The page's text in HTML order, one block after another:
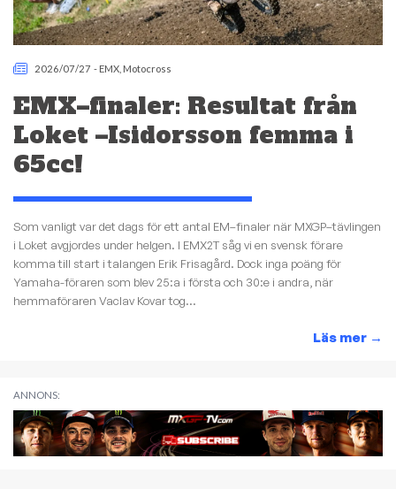
2026/07/27 - EMX Motocross
EMX–finaler: Resultat från
Loket –Isidorsson femma i
65cc!
Som vanligt var det dags för ett antal EM–finaler när MXGP–tävlingen
i Loket avgjordes under helgen. I EMX2T såg vi en svensk förare
komma till start i talangen Erik Frisagård. Dock inga poäng för
Yamaha-föraren som blev 25:a i första och 30:e i andra, när
hemmaföraren Vaclav Kovar tog...
Läs mer →
ANNONS: